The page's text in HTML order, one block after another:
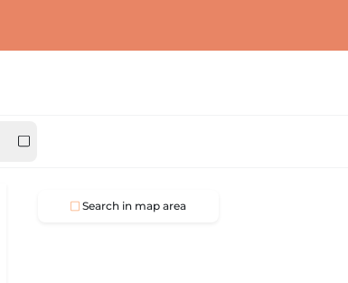
Search in map area